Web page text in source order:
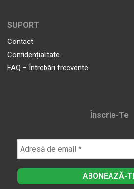
SUPORT
Contact
Confidențialitate
FAQ – Întrebări frecvente
Înscrie-Te